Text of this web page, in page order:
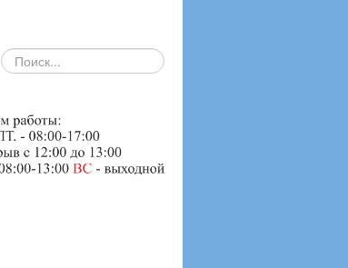
search